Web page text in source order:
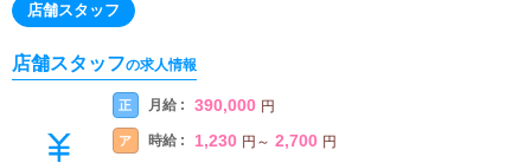
店舗スタッフ
店舗スタッフの求人情報
正 月給 : 390,000 円
ア 時給 : 1,230 円 ～ 2,700 円